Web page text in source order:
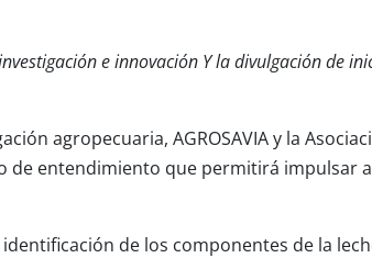
e innovación Y la divulgación de
agropecuaria, AGROSAVIA y la
de entendimiento que permitirá impulsar
de los componentes de la